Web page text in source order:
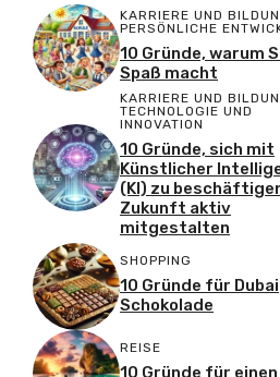
KARRIERE UND
PERSÖNLICHE
10 Gründe, warum
Spaß macht
KARRIERE UND
TECHNOLOGIE UND
INNOVATION
10 Gründe, sich mit
Künstlicher
(KI) zu
Zukunft aktiv
mitgestalten
SHOPPING
10 Gründe für Dubai
Schokolade
REISE
10 Gründe für einen